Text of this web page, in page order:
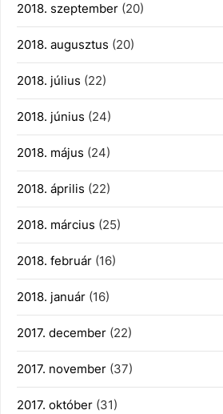
2018. szeptember (20)
2018. augusztus (20)
2018. július (22)
2018. június (24)
2018. május (24)
2018. április (22)
2018. március (25)
2018. február (16)
2018. január (16)
2017. december (22)
2017. november (37)
2017. október (31)